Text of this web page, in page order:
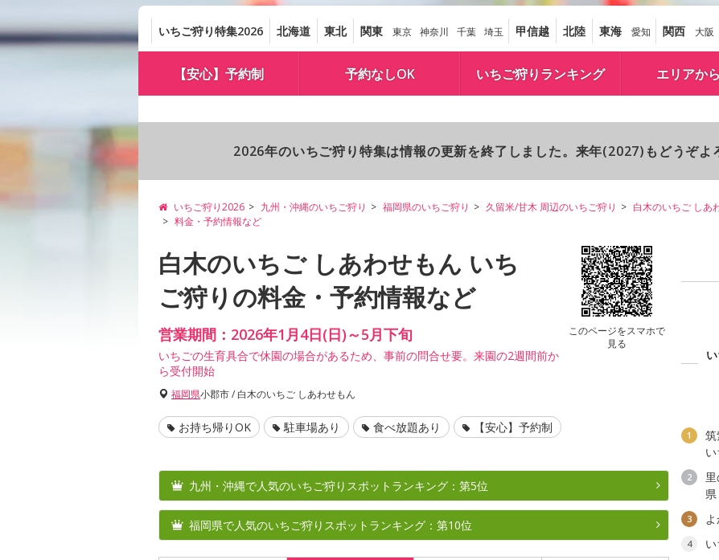
いちご狩り特集2026 北海道 東北 関東 東京 神奈川 千葉 埼玉 甲信越 北陸 東海 愛知 関西 大阪
【安心】予約制 予約なしOK いちご狩りランキング エリアか
2026年のいちご狩り特集は情報の更新を終了しました。来年(2027)もどうぞよ
いちご狩り2026 九州・沖縄のいちご狩り 福岡県のいちご狩り 久留米/甘木 周辺のいちご狩り
白木のいちご しあ
料金・予約情報など
白木のいちご しあわせもん いち
ご狩りの料金・予約情報など
このページをスマホで
見る
営業期間：2026年1月4日(日)～5月下旬
いちごの生育具合で休園の場合があるため、事前の問合せ要。来園の2週間前か
ら受付開始
福岡県小郡市 / 白木のいちご しあわせもん
お持ち帰りOK 駐車場あり 食べ放題あり 【安心】予約制
九州・沖縄で人気のいちご狩りスポットランキング：第5位
福岡県で人気のいちご狩りスポットランキング：第10位
1
2
県
3
4